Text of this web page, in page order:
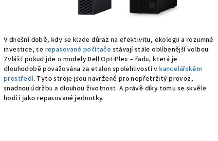
V dnešní době, kdy se klade důraz na efektivitu, ekologii a rozumné
investice, se repasované počítače stávají stále oblíbenější volbou.
Zvlášť pokud jde o modely Dell OptiPlex – řadu, která je
dlouhodobě považována za etalon spolehlivosti v kancelářském
prostředí. Tyto stroje jsou navržené pro nepřetržitý provoz,
snadnou údržbu a dlouhou životnost. A právě díky tomu se skvěle
hodí i jako repasované jednotky.